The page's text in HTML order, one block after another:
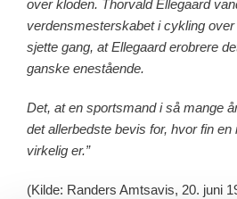
over kloden. Thorvald Ellegaard
verdensmesterskabet i cykling
sjette gang, at Ellegaard erobrere
ganske enestående.
Det, at en sportsmand i så mange
det allerbedste bevis for, hvor fin
virkelig er.”
(Kilde: Randers Amtsavis, 20. juni